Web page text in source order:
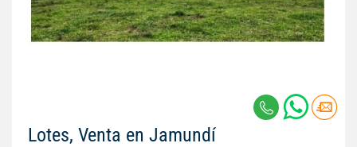
Lotes, Venta en Jamundí